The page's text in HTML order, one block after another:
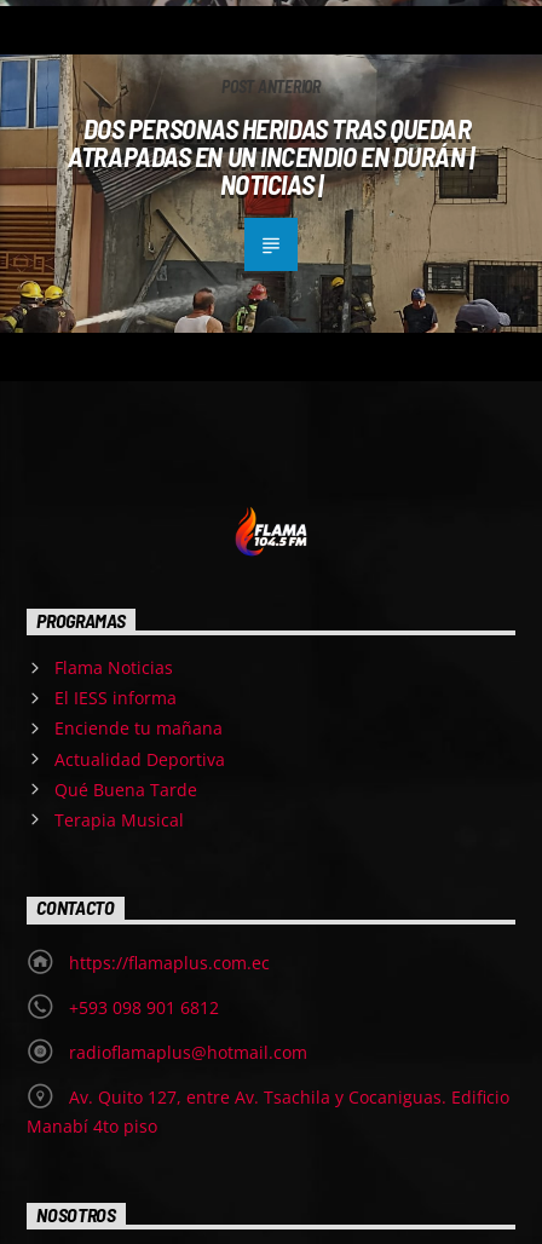
POST ANTERIOR
DOS PERSONAS HERIDAS TRAS QUEDAR
ATRAPADAS EN UN INCENDIO EN DURÁN |
NOTICIAS |
PROGRAMAS
Flama Noticias
El IESS informa
Enciende tu mañana
Actualidad Deportiva
Qué Buena Tarde
Terapia Musical
CONTACTO
https://flamaplus.com.ec
+593 098 901 6812
radioflamaplus@hotmail.com
Av. Quito 127, entre Av. Tsachila y Cocaniguas. Edificio
Manabí 4to piso
NOSOTROS